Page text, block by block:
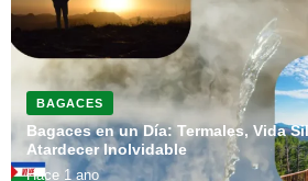
BAGACES
Bagaces en un Día: Termales, Vida
Atardecer Inolvidable
Hace 1 ano